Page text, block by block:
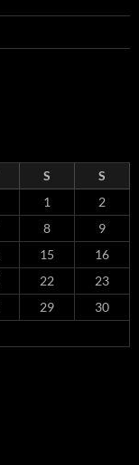
S
S
1
2
8
9
15
16
22
23
29
30